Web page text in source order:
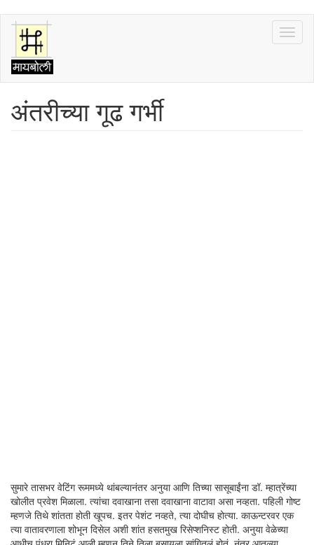
Skip
main
content
अंतरीच्या गूढ गर्भी
सुमारे तासभर वेटिंग रूममध्ये थांबल्यानंतर अनुया आणि तिच्या सासूबाईंना डॉ. म्हात्रेंच्या
खोलीत प्रवेश मिळाला. त्यांचा दवाखाना तसा दवाखाना वाटावा असा नव्हता. पहिली गोष्ट
म्हणजे तिथे शांतता होती खूपच. इतर पेशंट नव्हते, त्या दोघीच होत्या. काऊन्टरवर एक
त्या वातावरणाला शोभून दिसेल अशी शांत हसतमुख रिसेप्शनिस्ट होती. अनुया वेळेच्या